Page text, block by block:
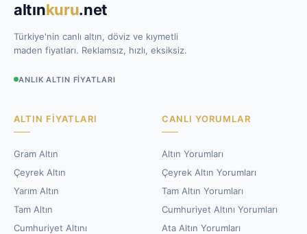
altınkuru.net
Türkiye'nin canlı altın, döviz ve kıymetli
maden fiyatları. Reklamsız, hızlı, eksiksiz.
ANLIK ALTIN FIYATLARI
ALTIN FIYATLARI
Gram Altın
Çeyrek Altın
Yarım Altın
Tam Altın
Cumhuriyet Altını
CANLI YORUMLAR
Altın Yorumları
Çeyrek Altın Yorumları
Tam Altın Yorumları
Cumhuriyet Altını Yorumları
Ata Altın Yorumları